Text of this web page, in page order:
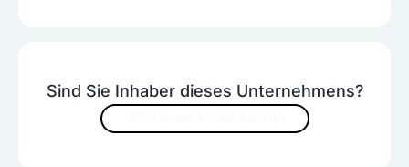
Sind Sie Inhaber dieses Unternehmens?